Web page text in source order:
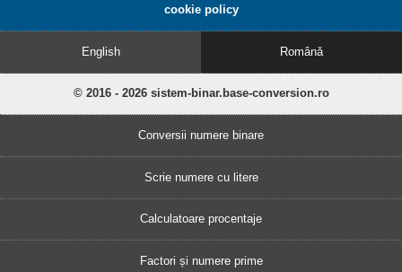
cookie policy
English Română
© 2016 - 2026 sistem-binar.base-conversion.ro
Conversii numere binare
Scrie numere cu litere
Calculatoare procentaje
Factori și numere prime